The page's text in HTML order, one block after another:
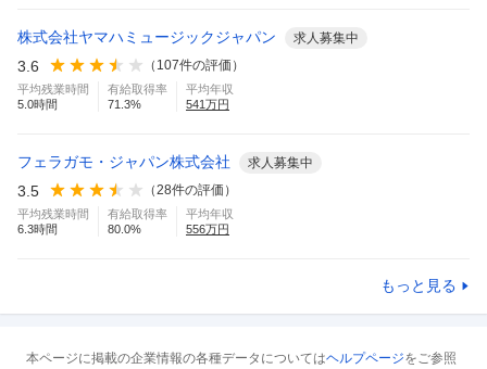
株式会社ヤマハミュージックジャパン 求人募集中
3.6 （ 107件の評価）
平均残業時間
5.0時間
有給取得率
71.3%
平均年収
541 万円
フェラガモ・ジャパン株式会社 求人募集中
3.5 （28件の評価）
平均残業時間
6.3時間
有給取得率
80.0%
平均年収
556万円
もっと見る
本ページに掲載の企業情報の各種データについてはヘルプページをご参照